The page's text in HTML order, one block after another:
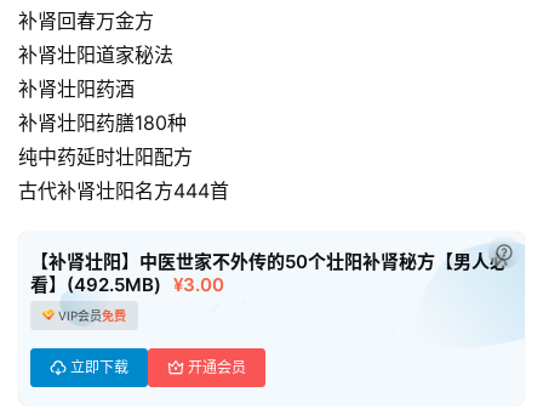
母
婴
早
教
A
程
资
初
补肾回春万金方
补肾壮阳道家秘法
补肾壮阳药酒
补肾壮阳药膳180种
纯中药延时壮阳配方
古代补肾壮阳名方444首
【补肾壮阳】中医世家不外传的50个壮阳补肾秘方【男人必
看】(492.5MB) ¥3.00
VIP会员免费
立即下载 开通会员